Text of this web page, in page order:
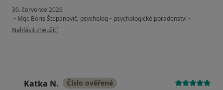
30. července 2026
• Mgr. Boris Štepanovič, psycholog • psychologické poradenství •
podle názoru uživatele H
Nahlásit zneužití
Katka N. Číslo ověřené